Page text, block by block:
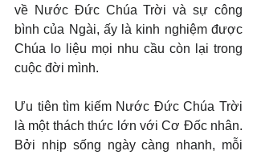
về Nước Đức Chúa Trời và sự công
bình của Ngài, ấy là kinh nghiệm được
Chúa lo liệu mọi nhu cầu còn lại trong
cuộc đời mình.
Ưu tiên tìm kiếm Nước Đức Chúa Trời
là một thách thức lớn với Cơ Đốc nhân.
Bởi nhịp sống ngày càng nhanh, mỗi